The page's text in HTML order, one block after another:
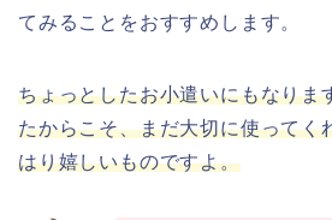
てみることをおすすめします。
ちょっとしたお小遣いにもなりま
たからこそ、まだ大切に使ってく
はり嬉しいものですよ。